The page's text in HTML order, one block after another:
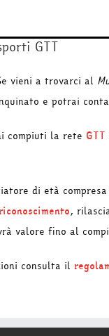
GTT
vieni a trovarci al
e potrai
compiuti la rete GTT
di età
,
valore fino al
consulta il